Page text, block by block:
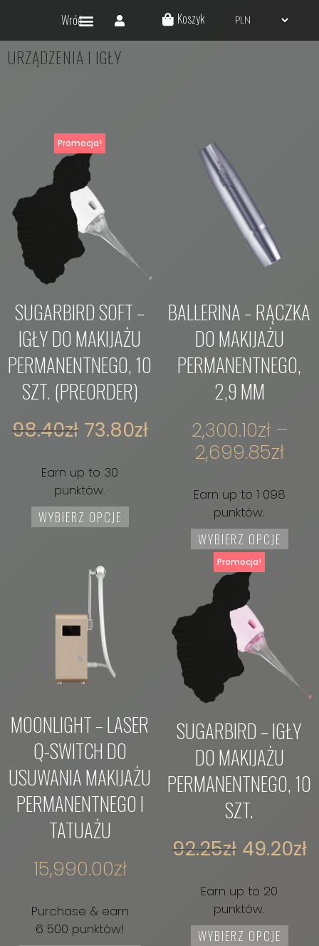
Wróć Koszyk
URZĄDZENIA I IGŁY
Promocja!
SUGARBIRD SOFT –
IGŁY DO MAKIJAŻU
PERMANENTNEGO, 10
SZT. (PREORDER)
98.40zł 73.80zł
Earn up to 30
punktów.
WYBIERZ OPCJE
BALLERINA – RĄCZKA
DO MAKIJAŻU
PERMANENTNEGO,
2,9 MM
2,300.10zł –
2,699.85zł
Earn up to 1 098
punktów.
WYBIERZ OPCJE
MOONLIGHT – LASER
Q-SWITCH DO
USUWANIA MAKIJAŻU
PERMANENTNEGO I
TATUAŻU
15,990.00zł
Purchase & earn
6 500 punktów!
Promocja!
SUGARBIRD – IGŁY
DO MAKIJAŻU
PERMANENTNEGO, 10
SZT.
92.25zł 49.20zł
Earn up to 20
punktów.
WYBIERZ OPCJE